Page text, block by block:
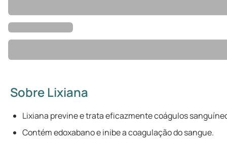
Sobre Lixiana
Lixiana previne e trata eficazmente coágulos
Contém edoxabano e inibe a coagulação do sangue.